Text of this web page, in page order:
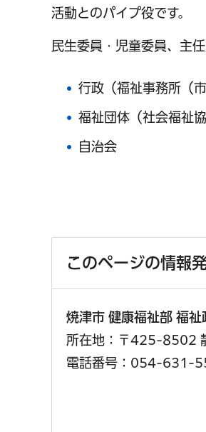
活動とのパイプ役です。
民生委員・児童委員、主
行政（福祉事務所（
福祉団体（社会福祉
自治会
このページの情報
焼津市 健康福祉部 福
所在地：〒425-8502
電話番号：054-631-